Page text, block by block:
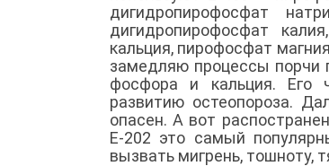
дигидропирофосфат
дигидропирофосфат
кальция, пирофосфат
замедляю процессы порчи
фосфора и кальция. Его
развитию остеопороза.
опасен. А вот
Е-202 это самый
вызвать мигрень, тошноту,